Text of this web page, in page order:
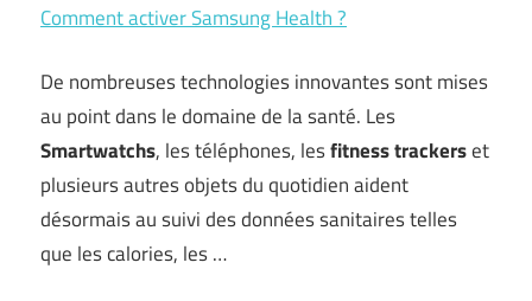
Comment activer Samsung Health ?
De nombreuses technologies innovantes sont mises
au point dans le domaine de la santé. Les
Smartwatchs, les téléphones, lesfitness trackerset
plusieurs autres objets du quotidien aident
désormais au suivi des données sanitaires telles
que les calories, les …